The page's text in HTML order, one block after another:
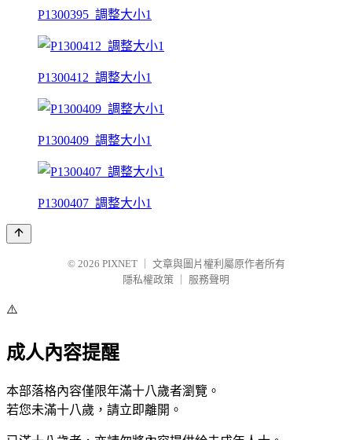
P1300395_調整大小1
P1300412_調整大小1
P1300409_調整大小1
P1300407_調整大小1
© 2026 PIXNET
文章與圖片權利屬原作者所有
隱私權政策
服務聲明
⚠️
成人內容提醒
本部落格內容僅限年滿十八歲者瀏覽。
若您未滿十八歲，請立即離開。